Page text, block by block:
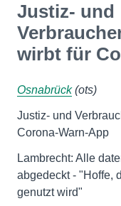
Justiz- und
wirbt für
Osnabrück(ots)
Justiz- und
Corona-Warn-App
Lambrecht: Alle
abgedeckt - "Hoffe,
genutzt wird"